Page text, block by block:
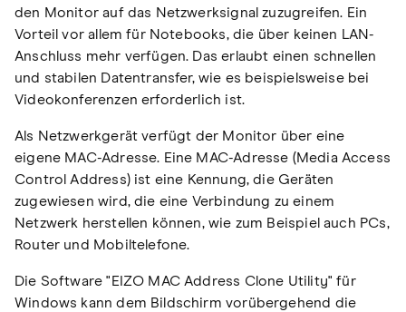
den Monitor auf das Netzwerksignal zuzugreifen. Ein
Vorteil vor allem für Notebooks, die über keinen LAN-
Anschluss mehr verfügen. Das erlaubt einen schnellen
und stabilen Datentransfer, wie es beispielsweise bei
Videokonferenzen erforderlich ist.
Als Netzwerkgerät verfügt der Monitor über eine
eigene MAC-Adresse. Eine MAC-Adresse (Media Access
Control Address) ist eine Kennung, die Geräten
zugewiesen wird, die eine Verbindung zu einem
Netzwerk herstellen können, wie zum Beispiel auch PCs,
Router und Mobiltelefone.
Die Software "EIZO MAC Address Clone Utility" für
Windows kann dem Bildschirm vorübergehend die